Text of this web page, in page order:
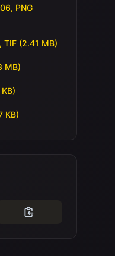
PNG
TIF (2.41 MB)
MB)
KB)